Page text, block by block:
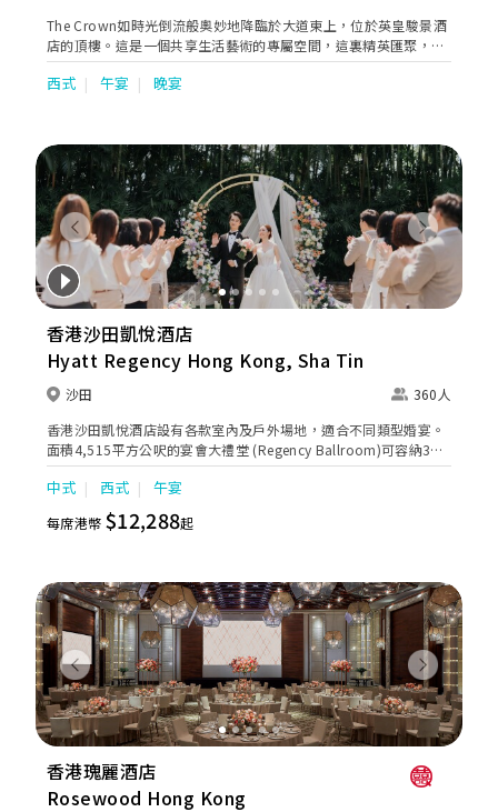
The Crown如時光倒流般奧妙地降臨於大道東上，位於英皇駿景酒
店的頂樓。這是一個共享生活藝術的專屬空間，這裏精英匯聚，除
了可以成為您把握商機、拓展領域的社交平台，也能讓您在奮鬥與
繁忙之中，通過音樂、佳餚和美酒，觀照自我，時刻享受美好人生
派。
西式 午宴 晚宴
Previous Next
香港沙田凱悅酒店
Hyatt Regency Hong Kong, Sha Tin
沙田
360人
香港沙田凱悅酒店設有各款室內及戶外場地，適合不同類型婚宴。
面積4,515平方公呎的宴會大禮堂 (Regency Ballroom)可容納30
席的婚宴。3間大小不同及可相連的凱悅廳適合舉行親密的小型婚
禮或私人宴會，並設有戶外平台，可作酒會及戶外證婚儀式之用。
新人亦可在私人園林草地中進行戶外證婚儀式，場面溫馨動人。
中式 西式 午宴
每席港幣 $12,288起
Previous Next
香港瑰麗酒店
Rosewood Hong Kong